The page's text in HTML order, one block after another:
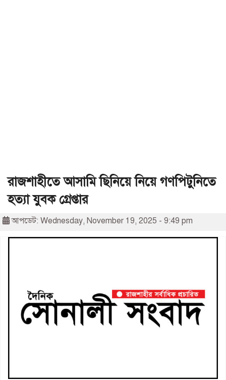
রাজশাহীতে আসামি ছিনিয়ে নিয়ে গণপিটুনিতে
হত্যা যুবক গ্রেপ্তার
আপডেট: Wednesday, November 19, 2025 - 9:49 pm